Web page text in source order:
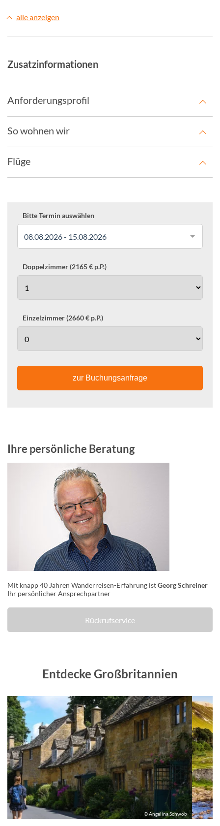
alle anzeigen
Zusatzinformationen
Anforderungsprofil
So wohnen wir
Flüge
Bitte Termin auswählen
08.08.2026 - 15.08.2026
Doppelzimmer (2165 € p.P.)
Einzelzimmer (2660 € p.P.)
zur Buchungsanfrage
Ihre persönliche Beratung
Mit knapp 40 Jahren Wanderreisen-Erfahrung istGeorg Schreiner
Ihr persönlicher Ansprechpartner
Rückrufservice
Entdecke Großbritannien
© Angelina Schwob